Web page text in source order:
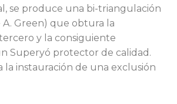
se produce una bi-triangulación
A. Green) que obtura la
y la consiguiente
Superyó protector de calidad.
la instauración de una exclusión